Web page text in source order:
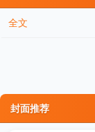
全文
封面推荐